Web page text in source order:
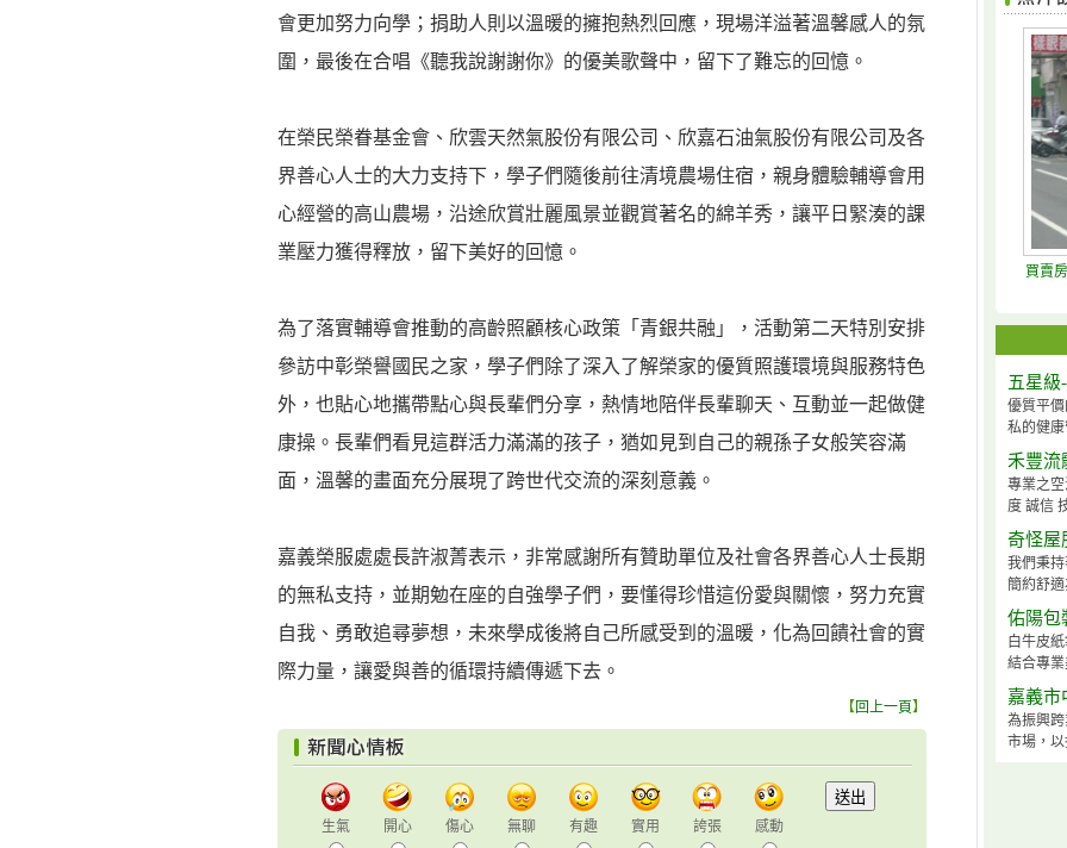
會更加努力向學；捐助人則以溫暖的擁抱熱烈回應，現場洋溢著溫馨感人的氛
圍，最後在合唱《聽我說謝謝你》的優美歌聲中，留下了難忘的回憶。
在榮民榮眷基金會、欣雲天然氣股份有限公司、欣嘉石油氣股份有限公司及各
界善心人士的大力支持下，學子們隨後前往清境農場住宿，親身體驗輔導會用
心經營的高山農場，沿途欣賞壯麗風景並觀賞著名的綿羊秀，讓平日緊湊的課
業壓力獲得釋放，留下美好的回憶。
為了落實輔導會推動的高齡照顧核心政策「青銀共融」，活動第二天特別安排
參訪中彰榮譽國民之家，學子們除了深入了解榮家的優質照護環境與服務特色
外，也貼心地攜帶點心與長輩們分享，熱情地陪伴長輩聊天、互動並一起做健
康操。長輩們看見這群活力滿滿的孩子，猶如見到自己的親孫子女般笑容滿
面，溫馨的畫面充分展現了跨世代交流的深刻意義。
嘉義榮服處處長許淑菁表示，非常感謝所有贊助單位及社會各界善心人士長期
的無私支持，並期勉在座的自強學子們，要懂得珍惜這份愛與關懷，努力充實
自我、勇敢追尋夢想，未來學成後將自己所感受到的溫暖，化為回饋社會的實
際力量，讓愛與善的循環持續傳遞下去。
【回上一頁】
生氣 開心 傷心 無聊 有趣 實用 誇張 感動
買賣
五星級
優質平
私的健
禾豐流
專業之
度 誠信
奇怪屋
我們秉
簡約舒
佑陽包
白牛皮
結合專
嘉義市
為振興
市場，